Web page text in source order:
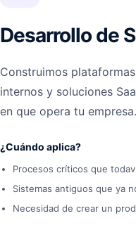
Desarrollo de
Construimos
internos y soluciones
en que opera tu empresa.
¿Cuándo aplica?
Procesos críticos que
Sistemas antiguos que ya
Necesidad de crear un